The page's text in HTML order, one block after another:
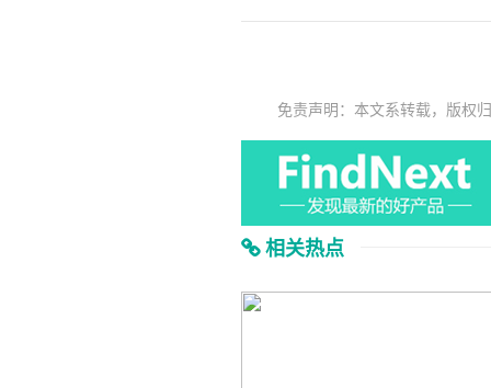
免责声明：本文系转载，版权
相关热点